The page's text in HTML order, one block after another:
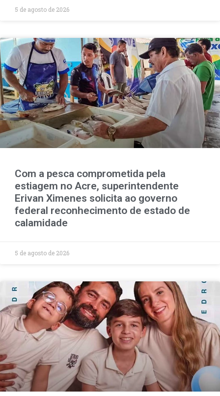
5 de agosto de 2026
Com a pesca comprometida pela
estiagem no Acre, superintendente
Erivan Ximenes solicita ao governo
federal reconhecimento de estado de
calamidade
5 de agosto de 2026